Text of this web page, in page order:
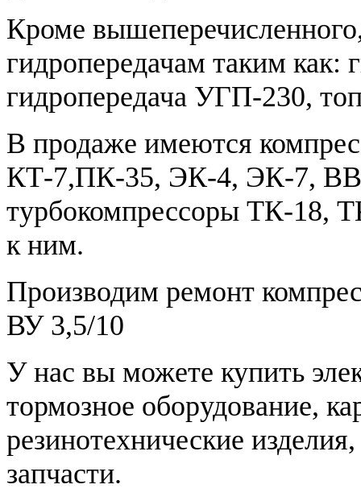
Кроме
гидропередачам таким
гидропередача УГП-230,
В продаже имеются
КТ-7,ПК-35, ЭК-4, ЭК-7, ВВ
турбокомпрессоры ТК-18,
к ним.
Производим ремонт
ВУ 3,5/10
У нас вы можете купить
тормозное оборудование,
резинотехнические
запчасти.